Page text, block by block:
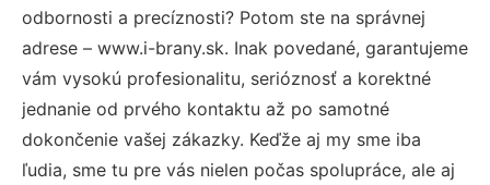
odbornosti a precíznosti? Potom ste na správnej
adrese – www.i-brany.sk. Inak povedané, garantujeme
vám vysokú profesionalitu, serióznosť a korektné
jednanie od prvého kontaktu až po samotné
dokončenie vašej zákazky. Keďže aj my sme iba
ľudia, sme tu pre vás nielen počas spolupráce, ale aj